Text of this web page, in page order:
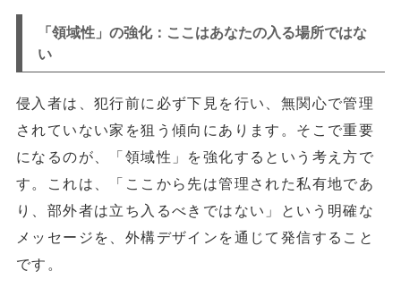
「領域性」の強化：ここはあなたの入る場所ではな
い
侵入者は、犯行前に必ず下見を行い、無関心で管理
されていない家を狙う傾向にあります。そこで重要
になるのが、
「領域性」を強化する という考え方で
す。これは、
「ここから先は管理された私有地であ
り、部外者は立ち入るべきではない」という明確な
メッセージを、外構デザインを通じて発信する こと
です。